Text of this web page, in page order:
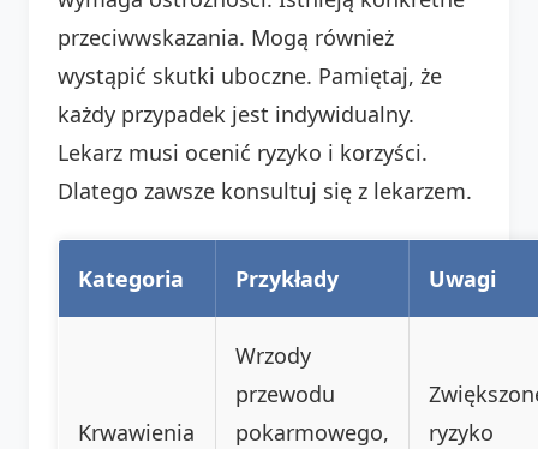
przeciwwskazania. Mogą również
wystąpić skutki uboczne. Pamiętaj, że
każdy przypadek jest indywidualny.
Lekarz musi ocenić ryzyko i korzyści.
Dlatego zawsze konsultuj się z lekarzem.
Kategoria Przykłady Uwagi
Krwawienia
Wrzody
przewodu
pokarmowego,
ryzyko